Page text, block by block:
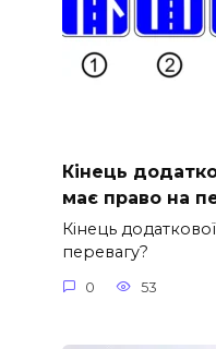
Кінець
має право на
Кінець
перевагу?
0 53